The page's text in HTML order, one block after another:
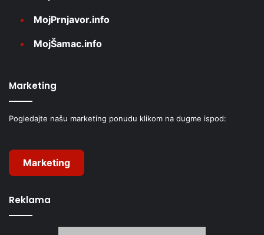
MojPrnjavor.info
MojŠamac.info
Marketing
Pogledajte našu marketing ponudu klikom na dugme ispod:
Marketing
Reklama